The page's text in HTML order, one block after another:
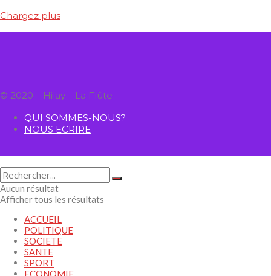
Chargez plus
© 2020 – Hilay – La Flûte
QUI SOMMES-NOUS?
NOUS ECRIRE
Aucun résultat
Afficher tous les résultats
ACCUEIL
POLITIQUE
SOCIETE
SANTE
SPORT
ECONOMIE